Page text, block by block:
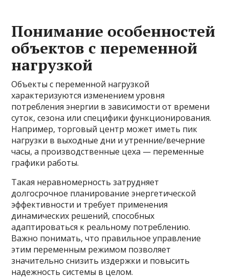
Понимание особенностей
объектов с переменной
нагрузкой
Объекты с переменной нагрузкой
характеризуются изменением уровня
потребления энергии в зависимости от времени
суток, сезона или специфики функционирования.
Например, торговый центр может иметь пик
нагрузки в выходные дни и утренние/вечерние
часы, а производственные цеха — переменные
графики работы.
Такая неравномерность затрудняет
долгосрочное планирование энергетической
эффективности и требует применения
динамических решений, способных
адаптироваться к реальному потреблению.
Важно понимать, что правильное управление
этим переменным режимом позволяет
значительно снизить издержки и повысить
надежность системы в целом.